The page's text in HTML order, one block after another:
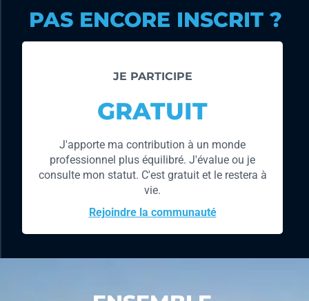
PAS ENCORE INSCRIT ?
JE PARTICIPE
GRATUIT
J'apporte ma contribution à un monde
professionnel plus équilibré. J'évalue ou je
consulte mon statut. C'est gratuit et le restera à
vie.
Rejoindre la communauté